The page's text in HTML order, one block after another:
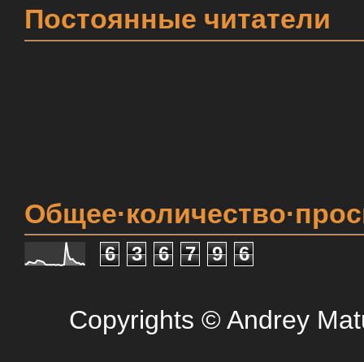
Постоянные читатели
6 3 6 7 9 6
Copyrights © Andrey